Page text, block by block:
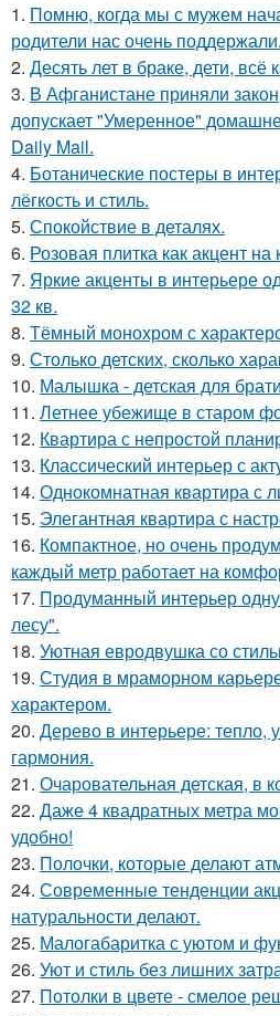
1. Помню, когда мы с мужем
родители нас очень поддержали.
2. Десять лет в браке, дети, всё
3. В Афганистане приняли
допускает "Умеренное"
Daily Mail.
4. Ботанические постеры в
лёгкость и стиль.
5. Спокойствие в деталях.
6. Розовая плитка как акцент на
7. Яркие акценты в интерьере
32 кв.
8. Тёмный монохром с
9. Столько детских, сколько
10. Малышка - детская для
11. Летнее убежище в старом
12. Квартира с непростой
13. Классический интерьер с
14. Однокомнатная квартира с
15. Элегантная квартира с
16. Компактное, но очень
каждый метр работает на
17. Продуманный интерьер
лесу".
18. Уютная евродвушка со
19. Студия в мраморном
характером.
20. Дерево в интерьере: тепло,
гармония.
21. Очаровательная детская, в
22. Даже 4 квадратных метра
удобно!
23. Полочки, которые делают
24. Современные тенденции
натуральности делают.
25. Малогабаритка с уютом и
26. Уют и стиль без лишних
27. Потолки в цвете - смелое